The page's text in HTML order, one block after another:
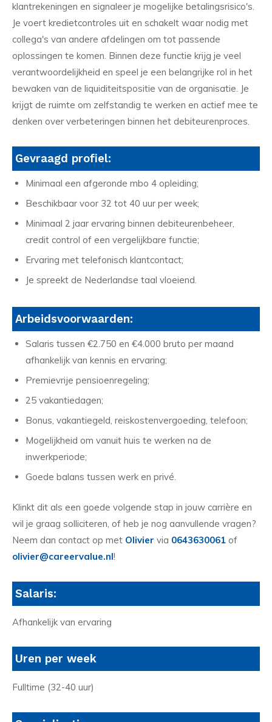
klantrekeningen en signaleer je mogelijke betalingsrisico's.
Je voert kredietcontroles uit en schakelt waar nodig met
collega's van andere afdelingen om tot passende
oplossingen te komen. Binnen deze functie krijg je veel
verantwoordelijkheid en speel je een belangrijke rol in het
bewaken van de liquiditeitspositie van de organisatie. Je
krijgt de ruimte om zelfstandig te werken en actief mee te
denken over verbeteringen binnen het debiteurenproces.
Gevraagd profiel:
Minimaal een afgeronde mbo 4 opleiding;
Beschikbaar voor 32 tot 40 uur per week;
Minimaal 2 jaar ervaring binnen debiteurenbeheer,
credit control of een vergelijkbare functie;
Ervaring met telefonisch klantcontact;
Je spreekt de Nederlandse taal vloeiend.
Arbeidsvoorwaarden:
Salaris tussen €2.750 en €4.000 bruto per maand
afhankelijk van kennis en ervaring;
Premievrije pensioenregeling;
25 vakantiedagen;
Bonus, vakantiegeld, reiskostenvergoeding, telefoon;
Mogelijkheid om vanuit huis te werken na de
inwerkperiode;
Goede balans tussen werk en privé.
Klinkt dit als een goede volgende stap in jouw carrière en
wil je graag solliciteren, of heb je nog aanvullende vragen?
Neem dan contact op met Olivier via 0643630061 of
olivier@careervalue.nl!
Salaris:
Afhankelijk van ervaring
Uren per week
Fulltime (32-40 uur)